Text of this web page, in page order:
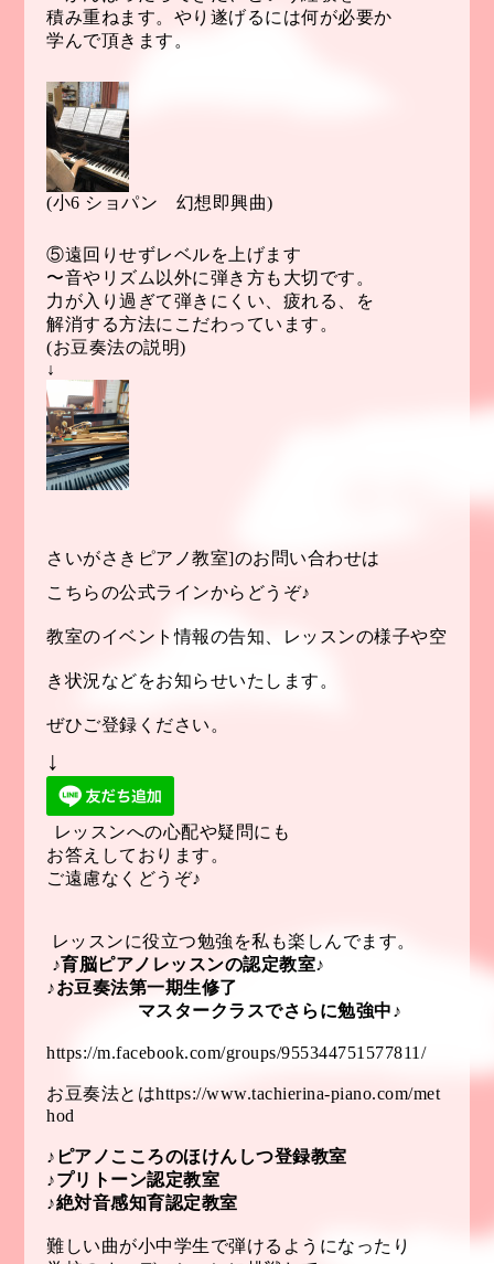
積み重ねます。やり遂げるには何が必要か
学んで頂きます。
(小6 ショパン 幻想即興曲)
⑤遠回りせずレベルを上げます
〜音やリズム以外に弾き方も大切です。
力が入り過ぎて弾きにくい、疲れる、を
解消する方法にこだわっています。
(お豆奏法の説明)
↓
さいがさきピアノ教室]のお問い合わせは
こちらの公式ラインからどうぞ♪
教室のイベント情報の告知、レッスンの様子や空
き状況などをお知らせいたします。
ぜひご登録ください。
↓
レッスンへの心配や疑問にも
お答えしております。
ご遠慮なくどうぞ♪
レッスンに役立つ勉強を私も楽しんでます。
♪育脳ピアノレッスンの認定教室♪
♪お豆奏法第一期生修了
マスタークラスでさらに勉強中♪
https://m.facebook.com/groups/955344751577811/
お豆奏法とはhttps://www.tachierina-piano.com/met
hod
♪ピアノこころのほけんしつ登録教室
♪プリトーン認定教室
♪絶対音感知育認定教室
難しい曲が小中学生で弾けるようになったり